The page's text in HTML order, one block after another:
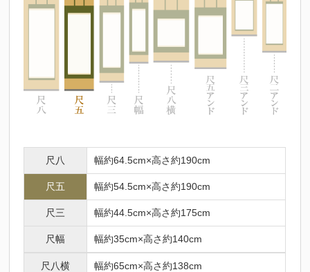
尺八 幅約64.5cm×高さ約190cm
尺五 幅約54.5cm×高さ約190cm
尺三 幅約44.5cm×高さ約175cm
尺幅 幅約35cm×高さ約140cm
尺八横 幅約65cm×高さ約138cm